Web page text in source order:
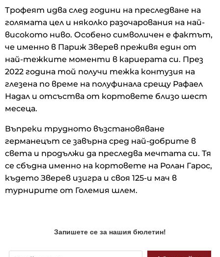
Трофеят идва след години на преследване на
голямата цел и няколко разочарования на най-
високото ниво. Особено символичен е фактът,
че именно в Париж Зверев преживя един от
най-тежките моменти в кариерата си. През
2022 година той получи тежка контузия на
глезена по време на полуфинала срещу Рафаел
Надал и отсъства от кортовете близо шест
месеца.
Въпреки трудното възстановяване
германецът се завърна сред най-добрите в
света и продължи да преследва мечтата си. Тя
се сбъдна именно на кортовете на Ролан Гарос,
където Зверев изигра и своя 125-и мач в
турнирите от Големия шлем.